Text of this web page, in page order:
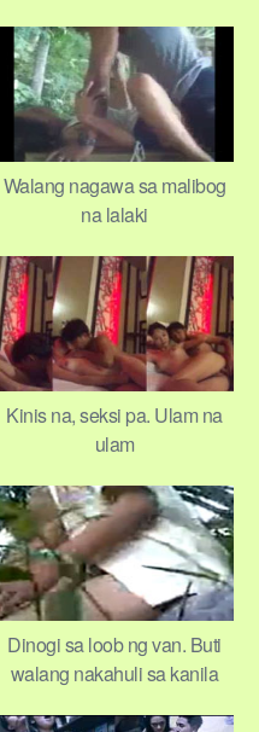
Walang nagawa sa malibog
na lalaki
Kinis na, seksi pa. Ulam na
ulam
Dinogi sa loob ng van. Buti
walang nakahuli sa kanila